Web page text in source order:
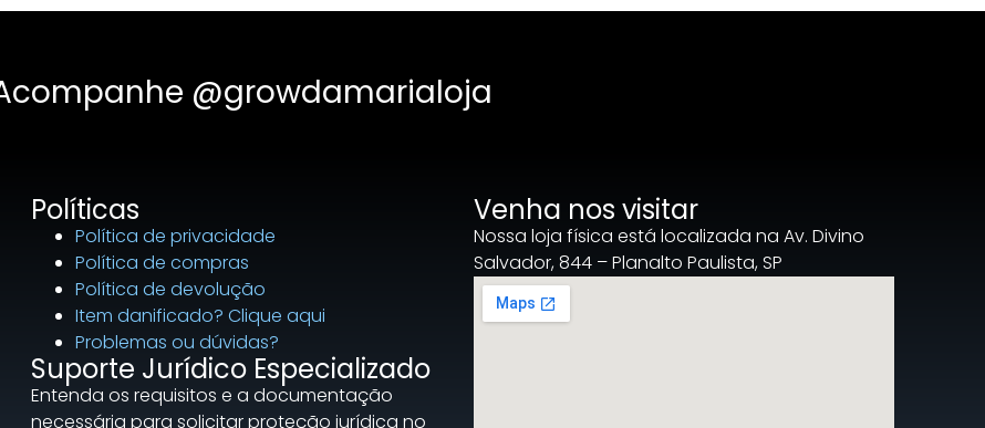
@growdamarialoja
Políticas
Política de privacidade
Política de compras
Política de devolução
Item danificado? Clique aqui
Problemas ou dúvidas?
Suporte Jurídico Especializado
Entenda os requisitos e a documentação
necessária para solicitar proteção jurídica no
Venha nos visitar
Nossa loja física está localizada na Av. Divino
Salvador, 844 – Planalto Paulista, SP